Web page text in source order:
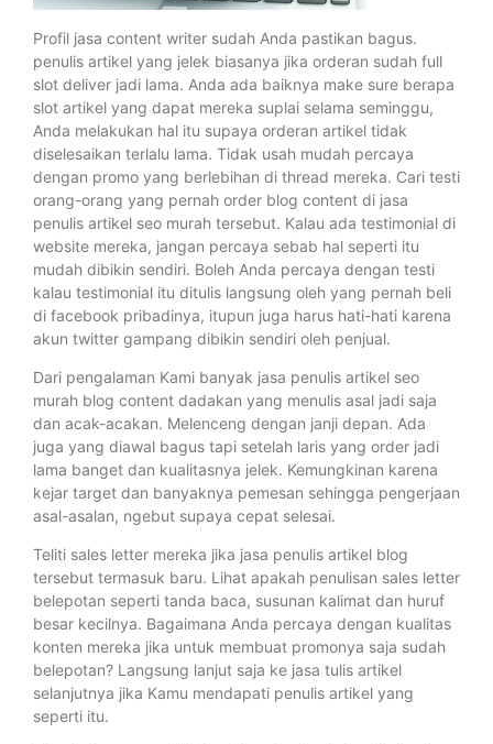
Profil jasa content writer sudah Anda pastikan bagus.
penulis artikel yang jelek biasanya jika orderan sudah full
slot deliver jadi lama. Anda ada baiknya make sure berapa
slot artikel yang dapat mereka suplai selama seminggu,
Anda melakukan hal itu supaya orderan artikel tidak
diselesaikan terlalu lama. Tidak usah mudah percaya
dengan promo yang berlebihan di thread mereka. Cari testi
orang-orang yang pernah order blog content di jasa
penulis artikel seo murah tersebut. Kalau ada testimonial di
website mereka, jangan percaya sebab hal seperti itu
mudah dibikin sendiri. Boleh Anda percaya dengan testi
kalau testimonial itu ditulis langsung oleh yang pernah beli
di facebook pribadinya, itupun juga harus hati-hati karena
akun twitter gampang dibikin sendiri oleh penjual.
Dari pengalaman Kami banyak jasa penulis artikel seo
murah blog content dadakan yang menulis asal jadi saja
dan acak-acakan. Melenceng dengan janji depan. Ada
juga yang diawal bagus tapi setelah laris yang order jadi
lama banget dan kualitasnya jelek. Kemungkinan karena
kejar target dan banyaknya pemesan sehingga pengerjaan
asal-asalan, ngebut supaya cepat selesai.
Teliti sales letter mereka jika jasa penulis artikel blog
tersebut termasuk baru. Lihat apakah penulisan sales letter
belepotan seperti tanda baca, susunan kalimat dan huruf
besar kecilnya. Bagaimana Anda percaya dengan kualitas
konten mereka jika untuk membuat promonya saja sudah
belepotan? Langsung lanjut saja ke jasa tulis artikel
selanjutnya jika Kamu mendapati penulis artikel yang
seperti itu.